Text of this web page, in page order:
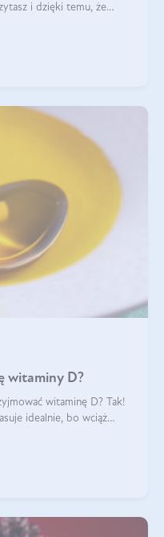
i dzięki temu, że
witaminy D?
witaminę D? Tak!
idealnie, bo wciąż